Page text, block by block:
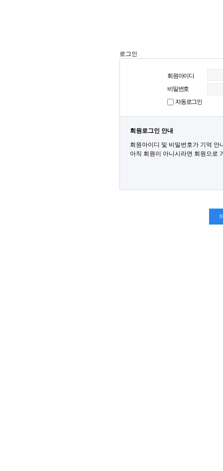
로그인
회원아이디
비밀번호
자동로그인
회원로그인 안내
회원아이디 및 비밀번호가 기억 안
아직 회원이 아니시라면 회원으로